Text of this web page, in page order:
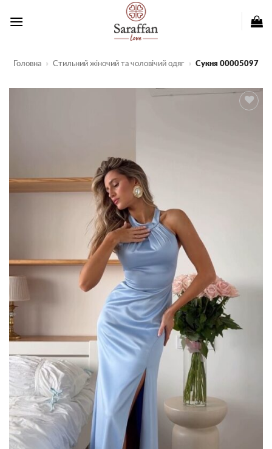
Головна » Стильний жіночий та чоловічий одяг » Сукня 00005097